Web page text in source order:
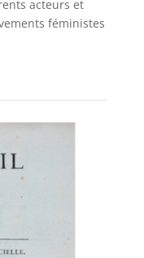
acteurs et
féministes